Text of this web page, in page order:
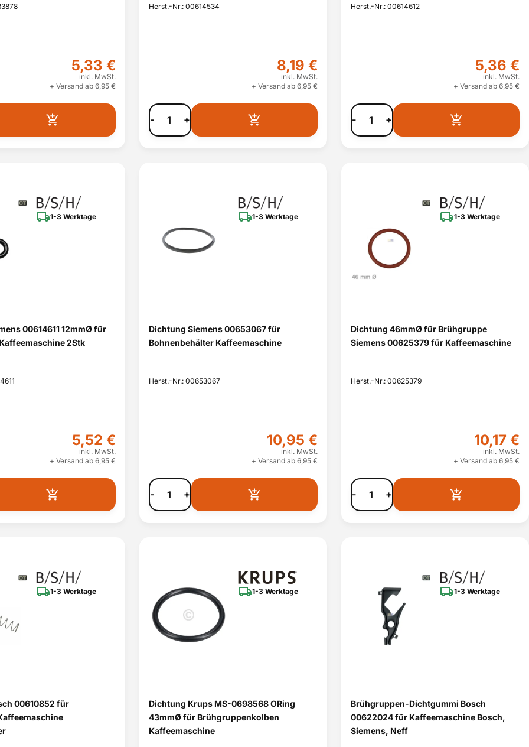
5,33 €
inkl. MwSt.
+ Versand ab 6,95 €
Herst.-Nr.: 00614534
8,19 €
inkl. MwSt.
+ Versand ab 6,95 €
- +
Herst.-Nr.: 00614612
5,36 €
inkl. MwSt.
+ Versand ab 6,95 €
- +
1-3 Werktage
00614611 12mmØ für
2Stk
5,52 €
inkl. MwSt.
+ Versand ab 6,95 €
1-3 Werktage
Dichtung Siemens 00653067 für
Bohnenbehälter Kaffeemaschine
Herst.-Nr.: 00653067
10,95 €
inkl. MwSt.
+ Versand ab 6,95 €
- +
1-3 Werktage
Dichtung 46mmØ für Brühgruppe
Siemens 00625379 für Kaffeemaschine
Herst.-Nr.: 00625379
10,17 €
inkl. MwSt.
+ Versand ab 6,95 €
- +
1-3 Werktage
00610852 für
1-3 Werktage
Dichtung Krups MS-0698568 ORing
43mmØ für Brühgruppenkolben
Kaffeemaschine
1-3 Werktage
Brühgruppen-Dichtgummi Bosch
00622024 für Kaffeemaschine Bosch,
Siemens, Neff